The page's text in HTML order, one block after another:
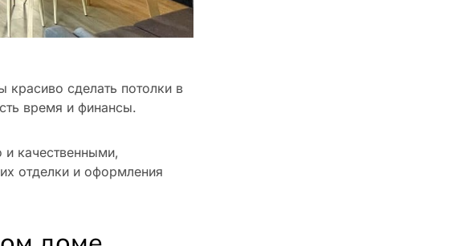
сделать потолки в
время и финансы.
качественными,
отделки и оформления